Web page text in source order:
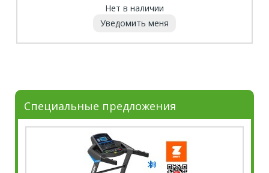
Нет в наличии
Уведомить меня
Специальные предложения